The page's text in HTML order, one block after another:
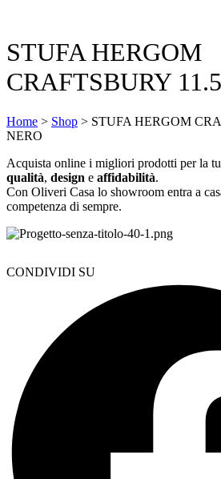
STUFA HERGOM
CRAFTSBURY
Home > Shop > STUFA HERGOM
NERO
Acquista online i migliori prodotti per la
qualità, design e affidabilità.
Con Oliveri Casa lo showroom entra a
competenza di sempre.
CONDIVIDI SU